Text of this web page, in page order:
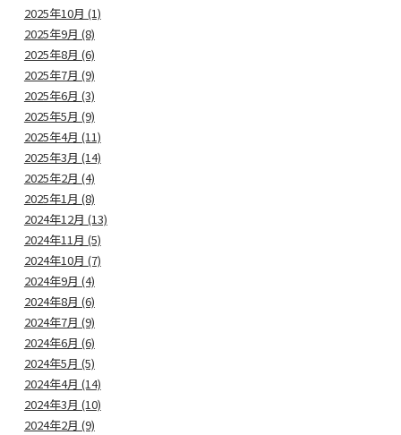
2025年10月 (1)
2025年9月 (8)
2025年8月 (6)
2025年7月 (9)
2025年6月 (3)
2025年5月 (9)
2025年4月 (11)
2025年3月 (14)
2025年2月 (4)
2025年1月 (8)
2024年12月 (13)
2024年11月 (5)
2024年10月 (7)
2024年9月 (4)
2024年8月 (6)
2024年7月 (9)
2024年6月 (6)
2024年5月 (5)
2024年4月 (14)
2024年3月 (10)
2024年2月 (9)